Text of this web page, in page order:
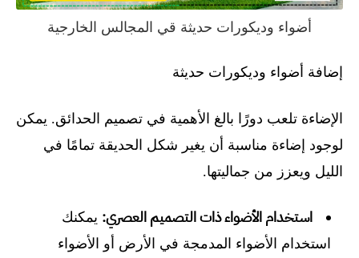
أضواء وديكورات حديثة قي المجالس الخارجية
إضافة أضواء وديكورات حديثة
الإضاءة تلعب دورًا بالغ الأهمية في تصميم الحدائق. يمكن
لوجود إضاءة مناسبة أن يغير شكل الحديقة تمامًا في
الليل ويعزز من جماليتها.
استخدام الأضواء ذات التصميم العصري: يمكنك
استخدام الأضواء المدمجة في الأرض أو الأضواء